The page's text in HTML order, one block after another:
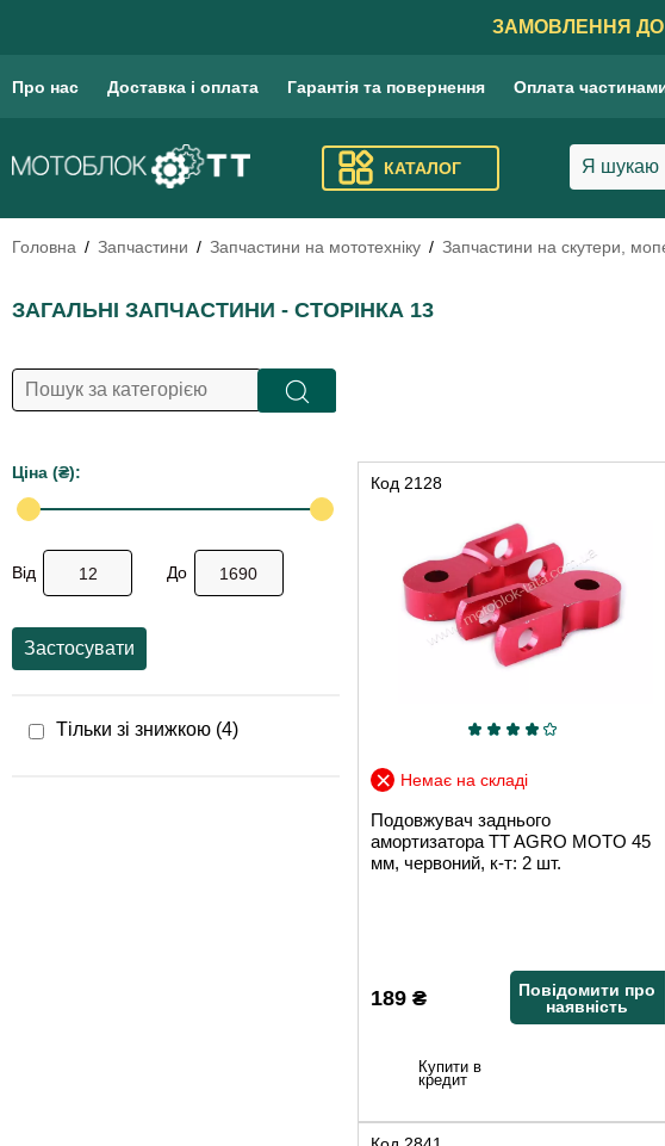
ЗАМОВЛЕННЯ ДО
Про нас Доставка і оплата Гарантія та повернення Оплата
КАТАЛОГ
Головна Запчастини Запчастини на мототехніку Запчастини на скутери,
ЗАГАЛЬНІ ЗАПЧАСТИНИ - СТОРІНКА 13
Цiна (₴):
Від До
Застосувати
Тільки зі знижкою (4)
Код 2128
Немає на складі
Подовжувач заднього
амортизатора TT AGRO MOTO 45
мм, червоний, к-т: 2 шт.
189 ₴
Повідомити про
наявність
Купити в
кредит